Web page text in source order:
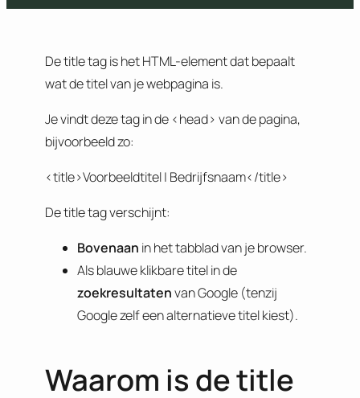
De title tag is het HTML-element dat bepaalt
wat de titel van je webpagina is.
Je vindt deze tag in de <head> van de pagina,
bijvoorbeeld zo:
<title>Voorbeeldtitel | Bedrijfsnaam</title>
De title tag verschijnt:
Bovenaan in het tabblad van je browser.
Als blauwe klikbare titel in de
zoekresultatenvan Google (tenzij
Google zelf een alternatieve titel kiest).
Waarom is de title